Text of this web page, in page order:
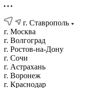
г. Ставрополь
г. Москва
г. Волгоград
г. Ростов-на-Дону
г. Сочи
г. Астрахань
г. Воронеж
г. Краснодар